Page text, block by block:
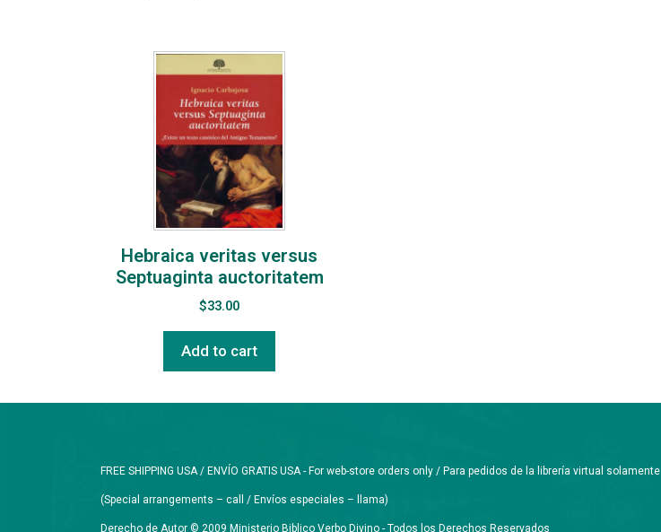
Hebraica veritas versus
Septuaginta auctoritatem
$33.00
Add to cart
FREE SHIPPING USA / ENVÍO GRATIS USA - For web-store orders only / Para pedidos de la librería virtual solamente
(Special arrangements – call / Envíos especiales – llama)
Derecho de Autor © 2009 Ministerio Biblico Verbo Divino - Todos los Derechos Reservados